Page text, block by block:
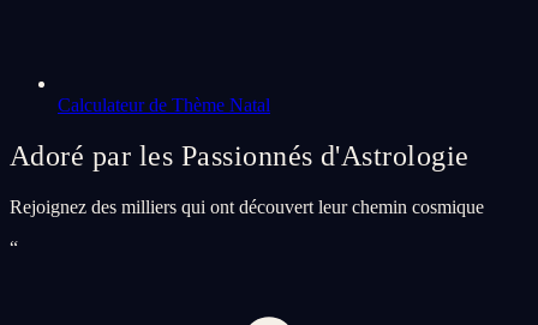
Calculateur de Thème Natal
Adoré par les Passionnés d'Astrologie
Rejoignez des milliers qui ont découvert leur chemin cosmique
“